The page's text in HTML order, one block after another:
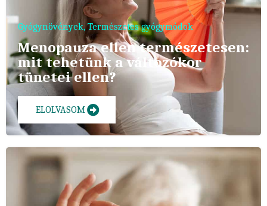
Gyógynövények,Természetes gyógymódok
Menopauza ellen természetesen:
mit tehetünk a változókor
tünetei ellen?
ELOLVASOM